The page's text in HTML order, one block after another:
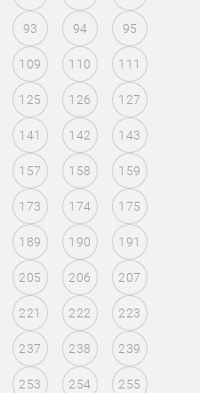
93 94 95
109 110 111
125 126 127
141 142 143
157 158 159
173 174 175
189 190 191
205 206 207
221 222 223
237 238 239
253 254 255